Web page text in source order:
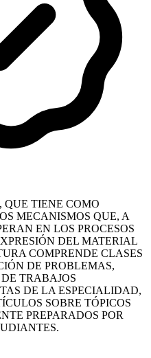
QUE TIENE COMO
MECANISMOS QUE, A
EN LOS PROCESOS
DEL MATERIAL
COMPRENDE CLASES
DE PROBLEMAS,
TRABAJOS
DE LA ESPECIALIDAD,
SOBRE TÓPICOS
PREPARADOS POR